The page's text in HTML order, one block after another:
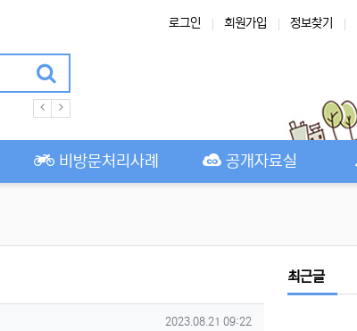
로그인 회원가입 정보찾기
비방문처리사례 공개자료실
작성일
2023.08.21 09:22
최근글